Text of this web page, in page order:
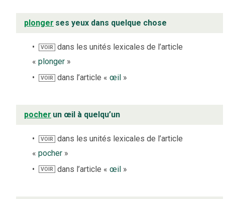
plonger ses yeux dans quelque chose
VOIR
dans les unités lexicales de l’article
« plonger »
VOIR dans l’article «œil »
pocher un œil à quelqu’un
VOIR
dans les unités lexicales de l’article
« pocher »
VOIR dans l’article «œil »